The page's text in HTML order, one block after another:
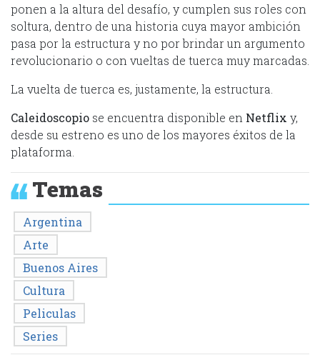
ponen a la altura del desafío, y cumplen sus roles con
soltura, dentro de una historia cuya mayor ambición
pasa por la estructura y no por brindar un argumento
revolucionario o con vueltas de tuerca muy marcadas.
La vuelta de tuerca es, justamente, la estructura.
Caleidoscopio se encuentra disponible en Netflix y,
desde su estreno es uno de los mayores éxitos de la
plataforma.
Temas
Argentina
Arte
Buenos Aires
Cultura
Peliculas
Series